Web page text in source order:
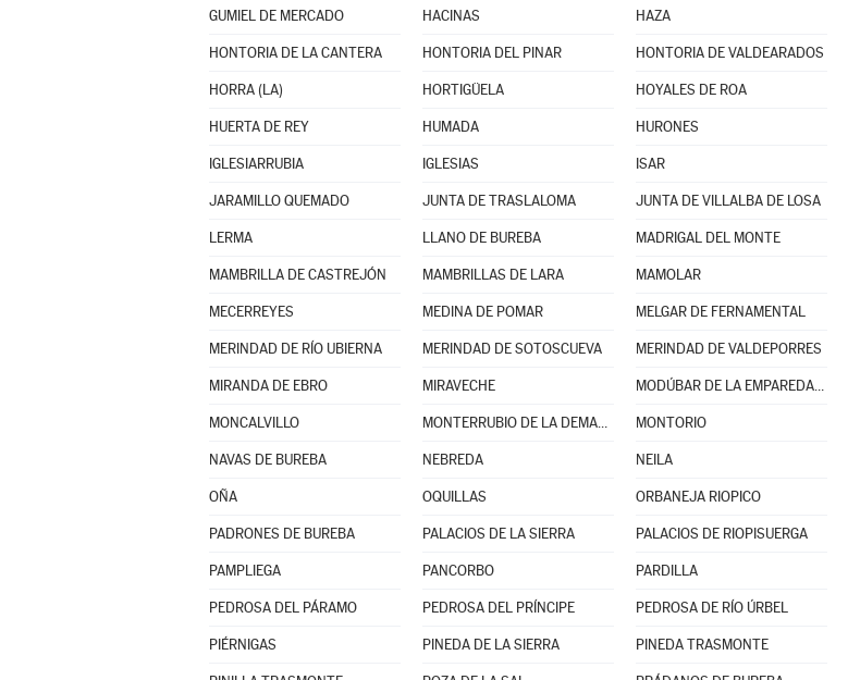
GUMIEL DE MERCADO HACINAS HAZA
HONTORIA DE LA CANTERA HONTORIA DEL PINAR HONTORIA DE VALDEARADOS
HORRA (LA) HORTIGÜELA HOYALES DE ROA
HUERTA DE REY HUMADA HURONES
IGLESIARRUBIA IGLESIAS ISAR
JARAMILLO QUEMADO JUNTA DE TRASLALOMA JUNTA DE VILLALBA DE LOSA
LERMA LLANO DE BUREBA MADRIGAL DEL MONTE
MAMBRILLA DE CASTREJÓN MAMBRILLAS DE LARA MAMOLAR
MECERREYES MEDINA DE POMAR MELGAR DE FERNAMENTAL
MERINDAD DE RÍO UBIERNA MERINDAD DE SOTOSCUEVA MERINDAD DE VALDEPORRES
MIRANDA DE EBRO MIRAVECHE MODÚBAR DE LA EMPAREDADA
MONCALVILLO MONTERRUBIO DE LA DEMANDA MONTORIO
NAVAS DE BUREBA NEBREDA NEILA
OÑA OQUILLAS ORBANEJA RIOPICO
PADRONES DE BUREBA PALACIOS DE LA SIERRA PALACIOS DE RIOPISUERGA
PAMPLIEGA PANCORBO PARDILLA
PEDROSA DEL PÁRAMO PEDROSA DEL PRÍNCIPE PEDROSA DE RÍO ÚRBEL
PIÉRNIGAS PINEDA DE LA SIERRA PINEDA TRASMONTE